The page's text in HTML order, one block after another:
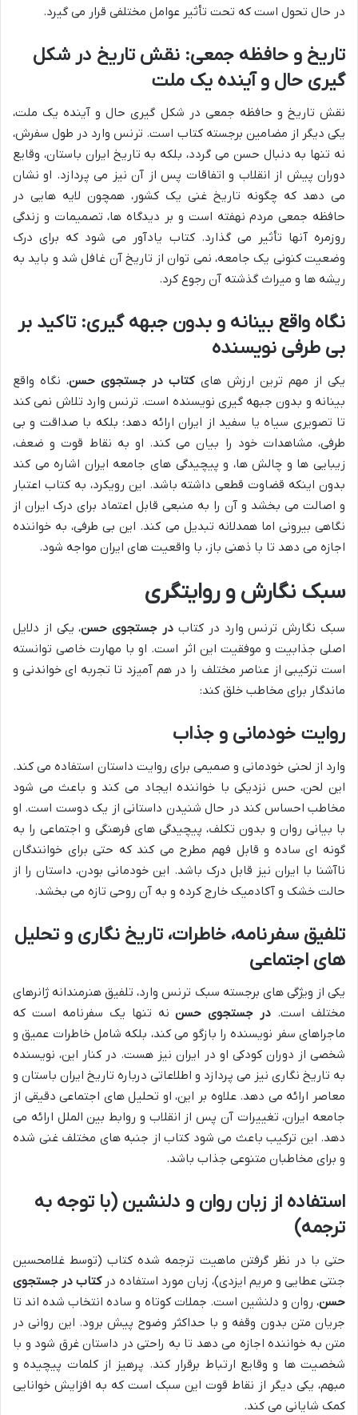
در حال تحول است که تحت تأثیر عوامل مختلفی قرار می گیرد.
تاریخ و حافظه جمعی: نقش تاریخ در شکل
گیری حال و آینده یک ملت
نقش تاریخ و حافظه جمعی در شکل گیری حال و آینده یک ملت،
یکی دیگر از مضامین برجسته کتاب است. ترنس وارد در طول سفرش،
نه تنها به دنبال حسن می گردد، بلکه به تاریخ ایران باستان، وقایع
دوران پیش از انقلاب و اتفاقات پس از آن نیز می پردازد. او نشان
می دهد که چگونه تاریخ غنی یک کشور، همچون لایه هایی در
حافظه جمعی مردم نهفته است و بر دیدگاه ها، تصمیمات و زندگی
روزمره آنها تأثیر می گذارد. کتاب یادآور می شود که برای درک
وضعیت کنونی یک جامعه، نمی توان از تاریخ آن غافل شد و باید به
ریشه ها و میراث گذشته آن رجوع کرد.
نگاه واقع بینانه و بدون جبهه گیری: تاکید بر
بی طرفی نویسنده
یکی از مهم ترین ارزش هایکتاب در جستجوی حسن، نگاه واقع
بینانه و بدون جبهه گیری نویسنده است. ترنس وارد تلاش نمی کند
تا تصویری سیاه یا سفید از ایران ارائه دهد؛ بلکه با صداقت و بی
طرفی، مشاهدات خود را بیان می کند. او به نقاط قوت و ضعف،
زیبایی ها و چالش ها، و پیچیدگی های جامعه ایران اشاره می کند
بدون اینکه قضاوت قطعی داشته باشد. این رویکرد، به کتاب اعتبار
و اصالت می بخشد و آن را به منبعی قابل اعتماد برای درک ایران از
نگاهی بیرونی اما همدلانه تبدیل می کند. این بی طرفی، به خواننده
اجازه می دهد تا با ذهنی باز، با واقعیت های ایران مواجه شود.
سبک نگارش و روایتگری
سبک نگارش ترنس وارد در کتاب در جستجوی حسن، یکی از دلایل
اصلی جذابیت و موفقیت این اثر است. او با مهارت خاصی توانسته
است ترکیبی از عناصر مختلف را در هم آمیزد تا تجربه ای خواندنی و
ماندگار برای مخاطب خلق کند:
روایت خودمانی و جذاب
وارد از لحنی خودمانی و صمیمی برای روایت داستان استفاده می کند.
این لحن، حس نزدیکی با خواننده ایجاد می کند و باعث می شود
مخاطب احساس کند در حال شنیدن داستانی از یک دوست است. او
با بیانی روان و بدون تکلف، پیچیدگی های فرهنگی و اجتماعی را به
گونه ای ساده و قابل فهم مطرح می کند که حتی برای خوانندگان
ناآشنا با ایران نیز قابل درک باشد. این خودمانی بودن، داستان را از
حالت خشک و آکادمیک خارج کرده و به آن روحی تازه می بخشد.
تلفیق سفرنامه، خاطرات، تاریخ نگاری و تحلیل
های اجتماعی
یکی از ویژگی های برجسته سبک ترنس وارد، تلفیق هنرمندانه ژانرهای
مختلف است. در جستجوی حسننه تنها یک سفرنامه است که
ماجراهای سفر نویسنده را بازگو می کند، بلکه شامل خاطرات عمیق و
شخصی از دوران کودکی او در ایران نیز هست. در کنار این، نویسنده
به تاریخ نگاری نیز می پردازد و اطلاعاتی درباره تاریخ ایران باستان و
معاصر ارائه می دهد. علاوه بر این، او تحلیل های اجتماعی دقیقی از
جامعه ایران، تغییرات آن پس از انقلاب و روابط بین الملل ارائه می
دهد. این ترکیب باعث می شود کتاب از جنبه های مختلف غنی شده
و برای مخاطبان متنوعی جذاب باشد.
استفاده از زبان روان و دلنشین (با توجه به
ترجمه)
حتی با در نظر گرفتن ماهیت ترجمه شده کتاب (توسط غلامحسین
جنتی عطایی و مریم ایزدی)، زبان مورد استفاده درکتاب در جستجوی
حسن، روان و دلنشین است. جملات کوتاه و ساده انتخاب شده اند تا
جریان متن بدون وقفه و با حداکثر وضوح پیش برود. این روانی در
متن به خواننده اجازه می دهد تا به راحتی در داستان غرق شود و با
شخصیت ها و وقایع ارتباط برقرار کند. پرهیز از کلمات پیچیده و
مبهم، یکی دیگر از نقاط قوت این سبک است که به افزایش خوانایی
کمک شایانی می کند.